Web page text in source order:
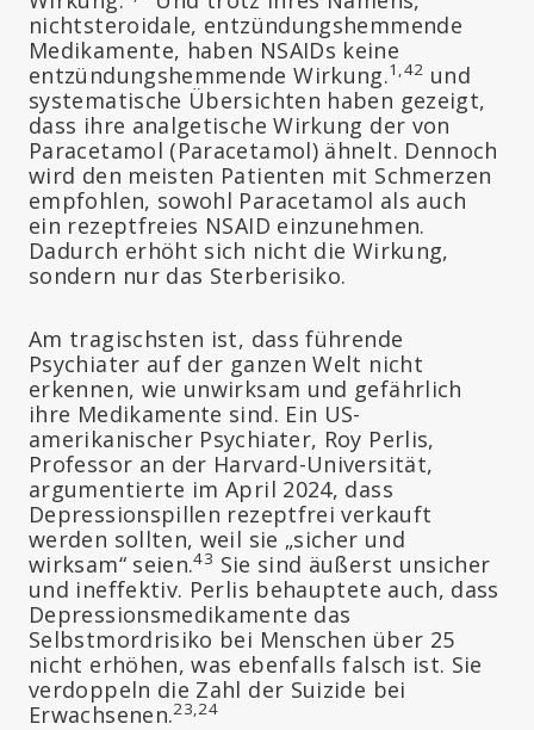
nichtsteroidale, entzündungshemmende
Medikamente, haben NSAIDs keine
entzündungshemmende Wirkung.1,42 und
systematische Übersichten haben gezeigt,
dass ihre analgetische Wirkung der von
Paracetamol (Paracetamol) ähnelt. Dennoch
wird den meisten Patienten mit Schmerzen
empfohlen, sowohl Paracetamol als auch
ein rezeptfreies NSAID einzunehmen.
Dadurch erhöht sich nicht die Wirkung,
sondern nur das Sterberisiko.
Am tragischsten ist, dass führende
Psychiater auf der ganzen Welt nicht
erkennen, wie unwirksam und gefährlich
ihre Medikamente sind. Ein US-
amerikanischer Psychiater, Roy Perlis,
Professor an der Harvard-Universität,
argumentierte im April 2024, dass
Depressionspillen rezeptfrei verkauft
werden sollten, weil sie „sicher und
wirksam“ seien.43 Sie sind äußerst unsicher
und ineffektiv. Perlis behauptete auch, dass
Depressionsmedikamente das
Selbstmordrisiko bei Menschen über 25
nicht erhöhen, was ebenfalls falsch ist. Sie
verdoppeln die Zahl der Suizide bei
Erwachsenen.23,24